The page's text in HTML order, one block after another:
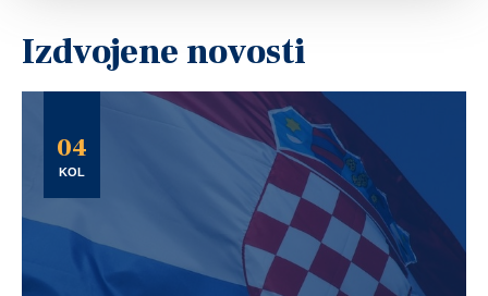
Izdvojene novosti
04
KOL